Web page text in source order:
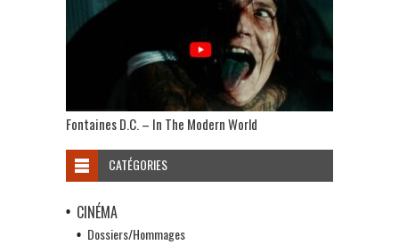
Fontaines D.C. – In The Modern World
CATÉGORIES
CINÉMA
Dossiers/Hommages